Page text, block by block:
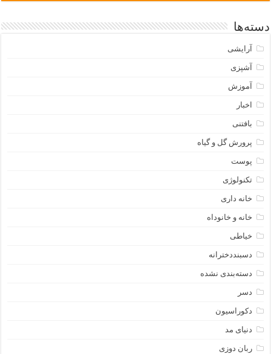
دسته‌ها
آرایشی
آشپزی
آموزش
اخبار
بافتنی
پرورش گل و گیاه
پوست
تکنولوژی
خانه داری
خانه و خانوداه
خیاطی
دسبنددخترانه
دسته‌بندی نشده
دسر
دکوراسیون
دنیای مد
ربان دوزی